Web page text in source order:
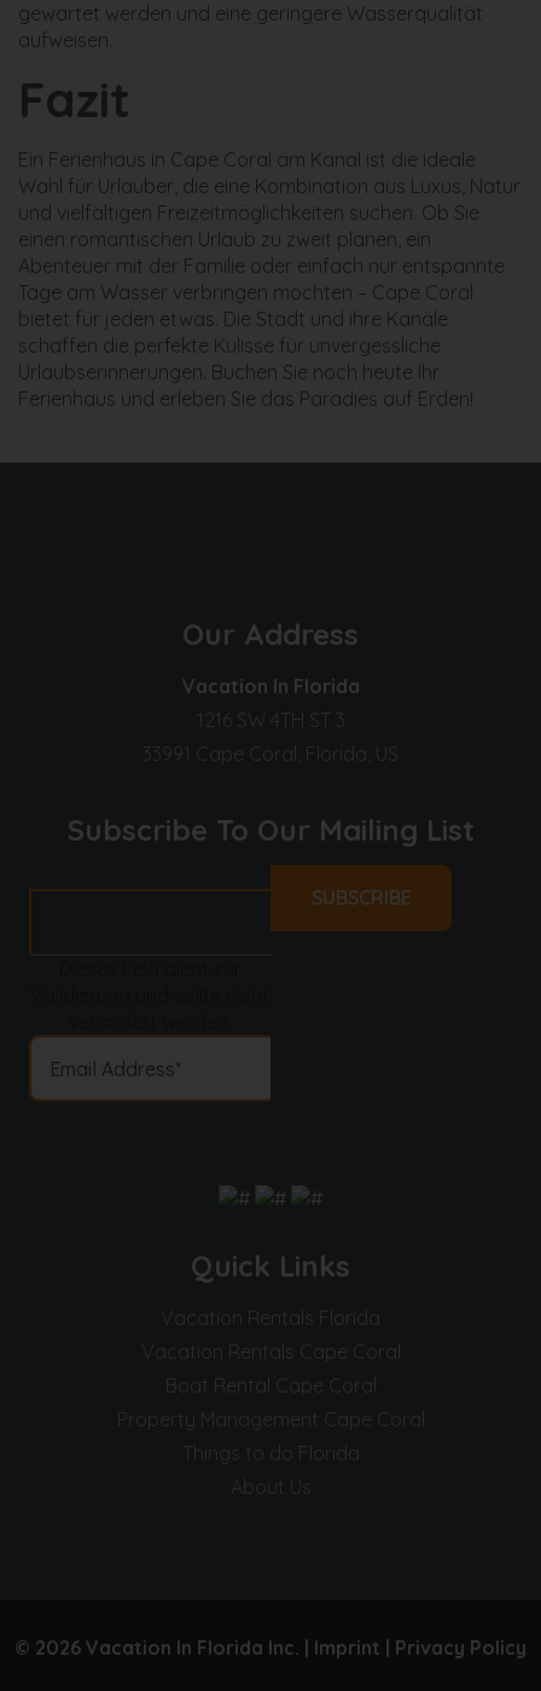
gewartet werden und eine geringere Wasserqualität
aufweisen.
Fazit
Ein Ferienhaus in Cape Coral am Kanal ist die ideale
Wahl für Urlauber, die eine Kombination aus Luxus, Natur
und vielfältigen Freizeitmöglichkeiten suchen. Ob Sie
einen romantischen Urlaub zu zweit planen, ein
Abenteuer mit der Familie oder einfach nur entspannte
Tage am Wasser verbringen möchten – Cape Coral
bietet für jeden etwas. Die Stadt und ihre Kanäle
schaffen die perfekte Kulisse für unvergessliche
Urlaubserinnerungen. Buchen Sie noch heute Ihr
Ferienhaus und erleben Sie das Paradies auf Erden!
Our Address
Vacation In Florida
1216 SW 4TH ST 3
33991 Cape Coral, Florida, US
Subscribe To Our Mailing List
Quick Links
Vacation Rentals Florida
Vacation Rentals Cape Coral
Boat Rental Cape Coral
Property Management Cape Coral
Things to do Florida
About Us
© 2026 Vacation In Florida Inc. | Imprint | Privacy Policy